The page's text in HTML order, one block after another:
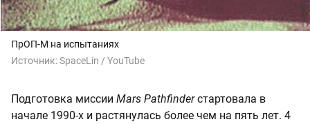
ПрОП-М на испытаниях
Источник:SpaceLin / YouTube
Подготовка миссии Mars Pathfinderстартовала в
начале 1990-х и растянулась более чем на пять лет. 4